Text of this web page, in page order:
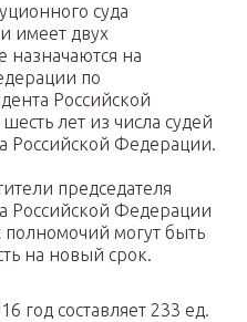
суда
имеет двух
назначаются на
по
Российской
лет из числа судей
Российской Федерации.
председателя
Российской Федерации
полномочий могут быть
на новый срок.
год составляет 233 ед.